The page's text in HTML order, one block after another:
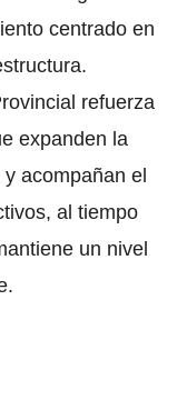
centrado en
refuerza
expanden la
acompañan el
al tiempo
un nivel